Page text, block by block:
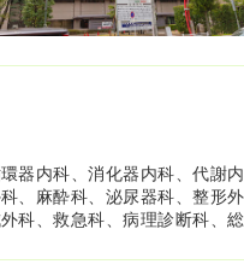
器内科、消化器内科、代謝
、麻酔科、泌尿器科、整形
科、救急科、病理診断科、